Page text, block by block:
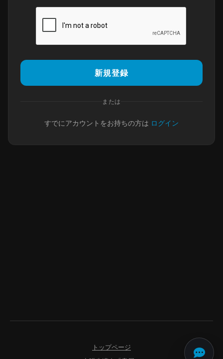
新規登録
または
すでにアカウントをお持ちの方は ログイン
トップページ